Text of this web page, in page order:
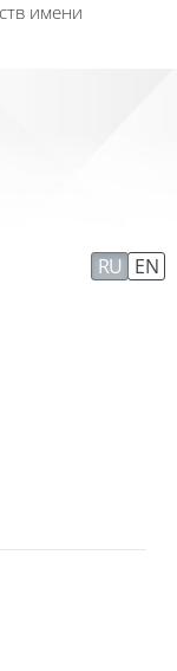
имени
RU EN